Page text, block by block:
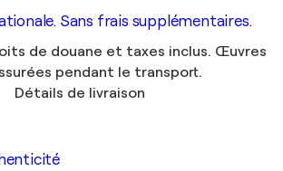
Sans frais supplémentaires.
de douane et taxes inclus. Œuvres
pendant le transport.
Détails de livraison